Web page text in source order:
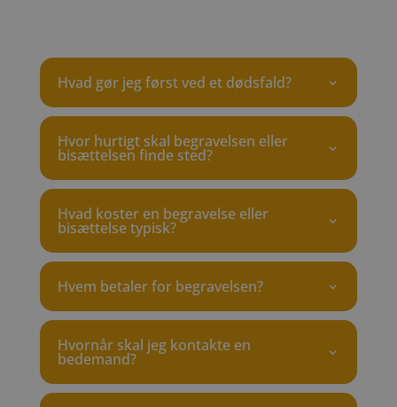
Hvad gør jeg først ved et dødsfald?
Hvor hurtigt skal begravelsen eller
bisættelsen finde sted?
Hvad koster en begravelse eller
bisættelse typisk?
Hvem betaler for begravelsen?
Hvornår skal jeg kontakte en
bedemand?